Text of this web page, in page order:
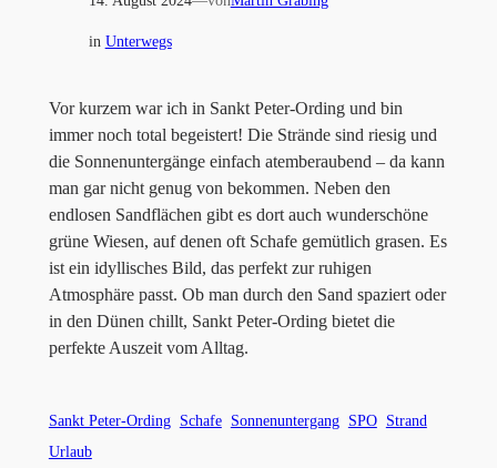
in Unterwegs
Vor kurzem war ich in Sankt Peter-Ording und bin
immer noch total begeistert! Die Strände sind riesig und
die Sonnenuntergänge einfach atemberaubend – da kann
man gar nicht genug von bekommen. Neben den
endlosen Sandflächen gibt es dort auch wunderschöne
grüne Wiesen, auf denen oft Schafe gemütlich grasen. Es
ist ein idyllisches Bild, das perfekt zur ruhigen
Atmosphäre passt. Ob man durch den Sand spaziert oder
in den Dünen chillt, Sankt Peter-Ording bietet die
perfekte Auszeit vom Alltag.
Sankt Peter-Ording Schafe Sonnenuntergang SPO Strand
Urlaub